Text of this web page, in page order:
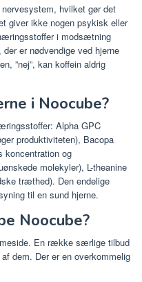
hvilket gør det
giver ikke nogen psykisk eller
i modsætning
er nødvendige ved hjerne
”nej”, kan koffein aldrig
i Noocube?
Alpha GPC
produktiviteten), Bacopa
koncentration og
molekyler), L-theanine
træthed). Den endelige
til en sund hjerne.
Noocube?
En række særlige tilbud
dem. Der er en overkommelig